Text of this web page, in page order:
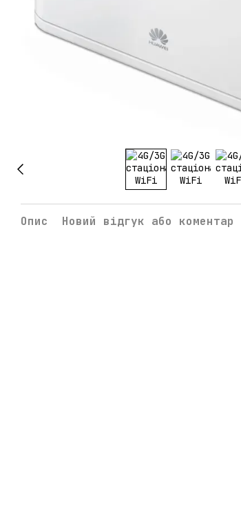
Опис Новий відгук або коментар